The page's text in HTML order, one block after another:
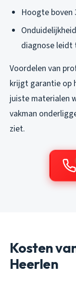
Hoogte boven
diagnose leidt
Voordelen van
krijgt garantie op
juiste materialen
vakman
ziet.
Kosten
Heerlen